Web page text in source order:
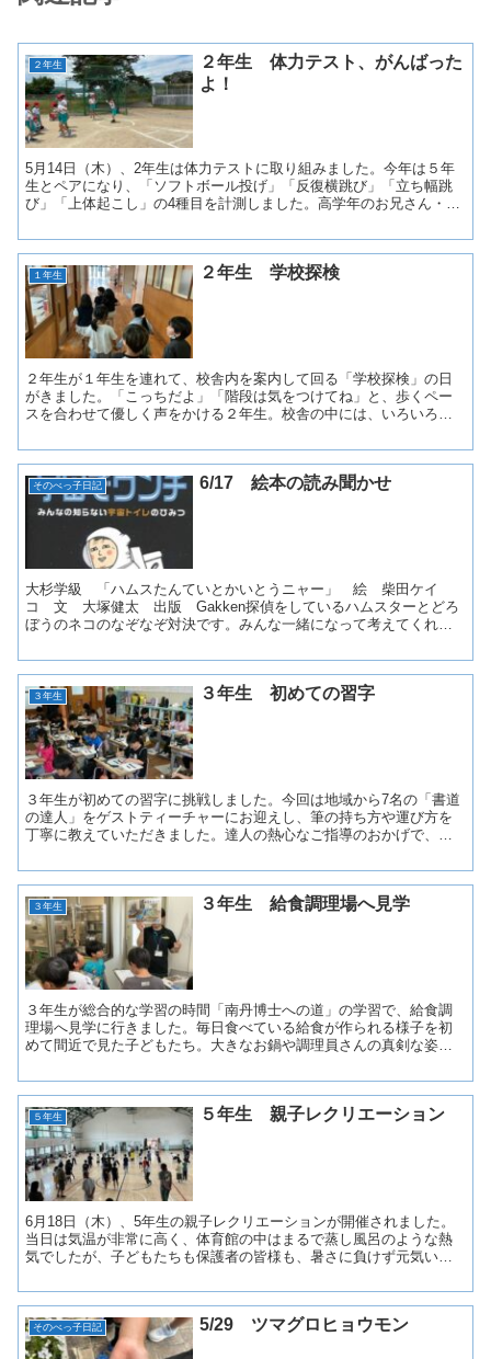
２年生
２年生 体力テスト、がんばった
よ！
5月14日（木）、2年生は体力テストに取り組みました。今年は５年
生とペアになり、「ソフトボール投げ」「反復横跳び」「立ち幅跳
び」「上体起こし」の4種目を計測しました。高学年のお兄さん・お
１年生 ２年生 学校探検
２年生が１年生を連れて、校舎内を案内して回る「学校探検」の日
がきました。「こっちだよ」「階段は気をつけてね」と、歩くペー
スを合わせて優しく声をかける２年生。校舎の中には、いろいろな
そのべっ子日記 6/17 絵本の読み聞かせ
大杉学級 「ハムスたんていとかいとうニャー」 絵 柴田ケイ
コ 文 大塚健太 出版 Gakken探偵をしているハムスターとどろ
ぼうのネコのなぞなぞ対決です。みんな一緒になって考えてくれて
３年生 ３年生 初めての習字
３年生が初めての習字に挑戦しました。今回は地域から7名の「書道
の達人」をゲストティーチャーにお迎えし、筆の持ち方や運び方を
丁寧に教えていただきました。達人の熱心なご指導のおかげで、ど
３年生 ３年生 給食調理場へ見学
３年生が総合的な学習の時間「南丹博士への道」の学習で、給食調
理場へ見学に行きました。毎日食べている給食が作られる様子を初
めて間近で見た子どもたち。大きなお鍋や調理員さんの真剣な姿に
５年生 ５年生 親子レクリエーション
6月18日（木）、5年生の親子レクリエーションが開催されました。
当日は気温が非常に高く、体育館の中はまるで蒸し風呂のような熱
気でしたが、子どもたちも保護者の皆様も、暑さに負けず元気いっ
そのべっ子日記 5/29 ツマグロヒョウモン